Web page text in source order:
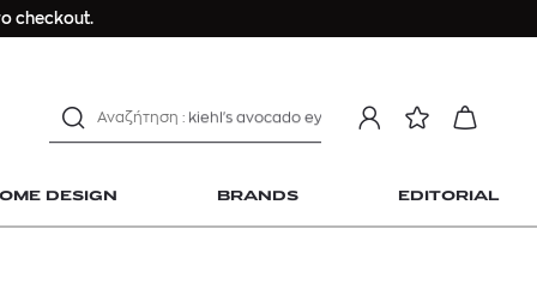
checkout.
DESIGN BRANDS EDITORIAL
kiehl's avocado eye